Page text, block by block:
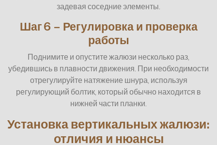
задевая соседние элементы.
Шаг 6 – Регулировка и проверка
работы
Поднимите и опустите жалюзи несколько раз,
убедившись в плавности движения. При необходимости
отрегулируйте натяжение шнура, используя
регулирующий болтик, который обычно находится в
нижней части планки.
Установка вертикальных жалюзи:
отличия и нюансы